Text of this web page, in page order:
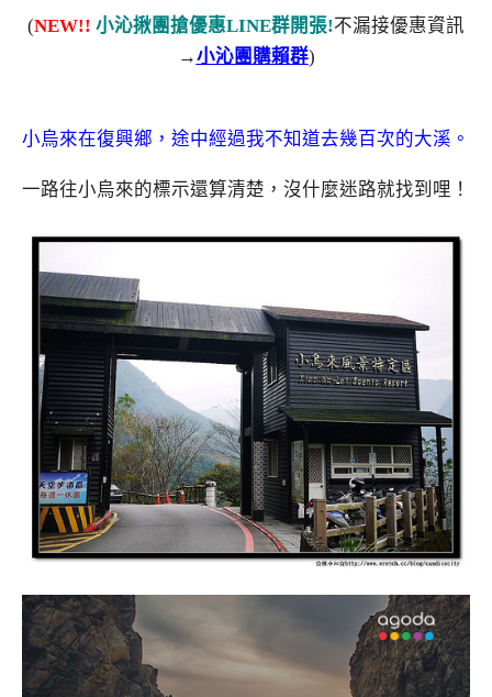
(NEW!! 小沁揪團搶優惠LINE群開張!不漏接優惠資訊
→小沁團購賴群)
小烏來在復興鄉，途中經過我不知道去幾百次的大溪。
一路往小烏來的標示還算清楚，沒什麼迷路就找到哩！